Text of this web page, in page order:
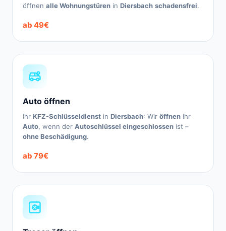
öffnen alle Wohnungstüren in Diersbach schadensfrei.
ab 49€
Auto öffnen
Ihr KFZ-Schlüsseldienst in Diersbach: Wir öffnen Ihr
Auto, wenn der Autoschlüssel eingeschlossen ist –
ohne Beschädigung.
ab 79€